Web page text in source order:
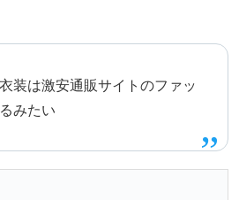
装は激安通販サイトのファッ
みたい